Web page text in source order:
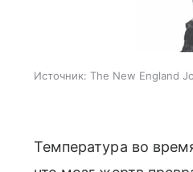
Источник: The New England
Температура во